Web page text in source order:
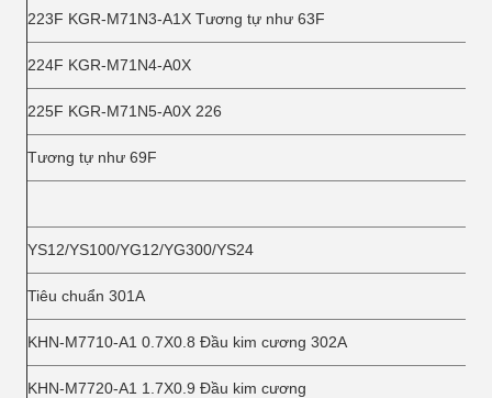
223F KGR-M71N3-A1X Tương tự như 63F
224F KGR-M71N4-A0X
225F KGR-M71N5-A0X 226
Tương tự như 69F
YS12/YS100/YG12/YG300/YS24
Tiêu chuẩn 301A
KHN-M7710-A1 0.7X0.8 Đầu kim cương 302A
KHN-M7720-A1 1.7X0.9 Đầu kim cương